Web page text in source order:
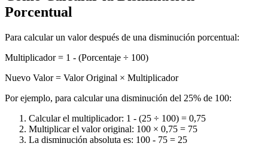
Porcentual
Para calcular un valor después de una disminución porcentual:
Multiplicador = 1 - (Porcentaje ÷ 100)
Nuevo Valor = Valor Original × Multiplicador
Por ejemplo, para calcular una disminución del 25% de 100:
Calcular el multiplicador: 1 - (25 ÷ 100) = 0,75
Multiplicar el valor original: 100 × 0,75 = 75
La disminución absoluta es: 100 - 75 = 25